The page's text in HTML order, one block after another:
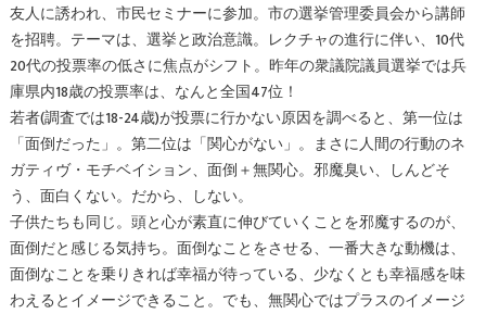
友人に誘われ、市民セミナーに参加。市の選挙管理委員会から講師
を招聘。テーマは、選挙と政治意識。レクチャの進行に伴い、10代
20代の投票率の低さに焦点がシフト。昨年の衆議院議員選挙では兵
庫県内18歳の投票率は、なんと全国47位！
若者(調査では18-24歳)が投票に行かない原因を調べると、第一位は
「面倒だった」。第二位は「関心がない」。まさに人間の行動のネ
ガティヴ・モチベイション、面倒＋無関心。邪魔臭い、しんどそ
う、面白くない。だから、しない。
子供たちも同じ。頭と心が素直に伸びていくことを邪魔するのが、
面倒だと感じる気持ち。面倒なことをさせる、一番大きな動機は、
面倒なことを乗りきれば幸福が待っている、少なくとも幸福感を味
わえるとイメージできること。でも、無関心ではプラスのイメージ